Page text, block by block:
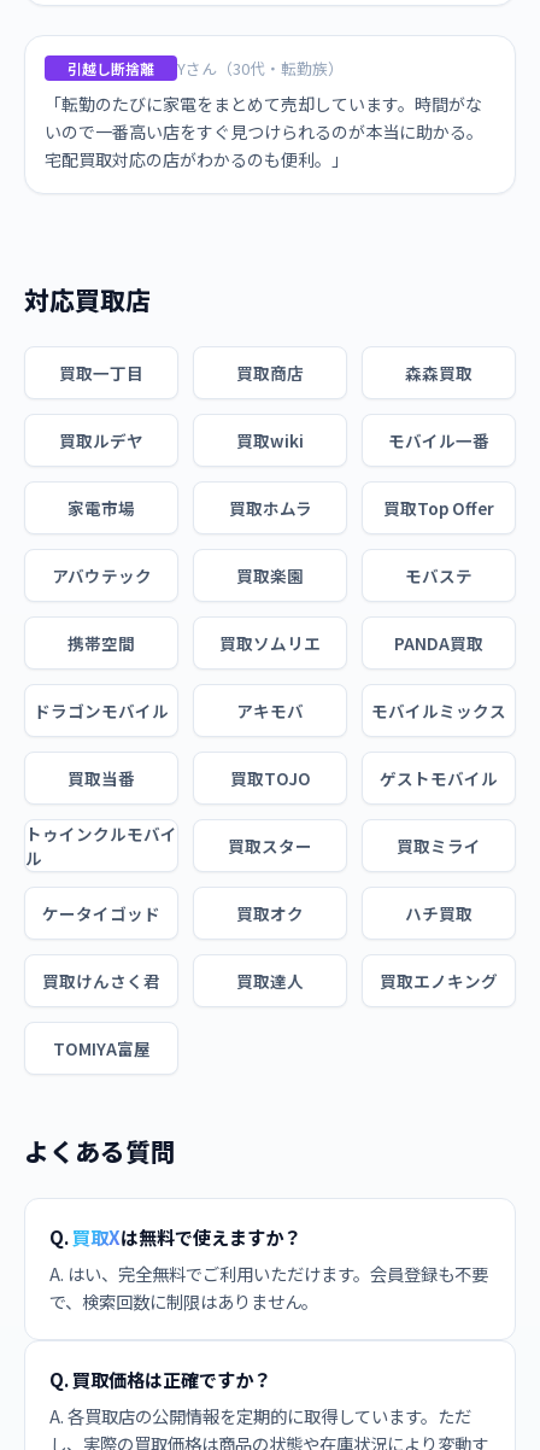
引越し断捨離 Yさん（30代・転勤族）
「転勤のたびに家電をまとめて売却しています。時間がな
いので一番高い店をすぐ見つけられるのが本当に助かる。
宅配買取対応の店がわかるのも便利。」
対応買取店
買取一丁目 買取商店 森森買取
買取ルデヤ 買取wiki モバイル一番
家電市場 買取ホムラ 買取Top Offer
アバウテック 買取楽園 モバステ
携帯空間 買取ソムリエ PANDA買取
ドラゴンモバイル アキモバ モバイルミックス
買取当番 買取TOJO ゲストモバイル
トゥインクルモバイ
ル
買取スター 買取ミライ
ケータイゴッド 買取オク ハチ買取
買取けんさく君 買取達人 買取エノキング
TOMIYA富屋
よくある質問
Q.買取Xは無料で使えますか？
A. はい、完全無料でご利用いただけます。会員登録も不要
で、検索回数に制限はありません。
Q. 買取価格は正確ですか？
A. 各買取店の公開情報を定期的に取得しています。ただ
し、実際の買取価格は商品の状態や在庫状況により変動す